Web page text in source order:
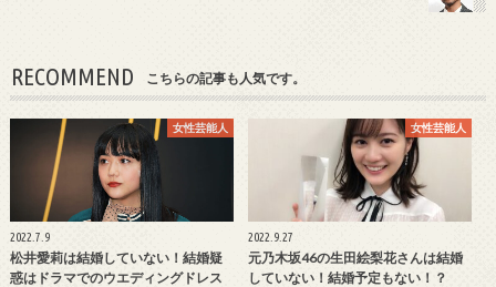
RECOMMEND こちらの記事も人気です。
女性芸能人
2022.7.9
松井愛莉は結婚していない！結婚疑
惑はドラマでのウエディングドレス
女性芸能人
2022.9.27
元乃木坂46の生田絵梨花さんは結婚
していない！結婚予定もない！？